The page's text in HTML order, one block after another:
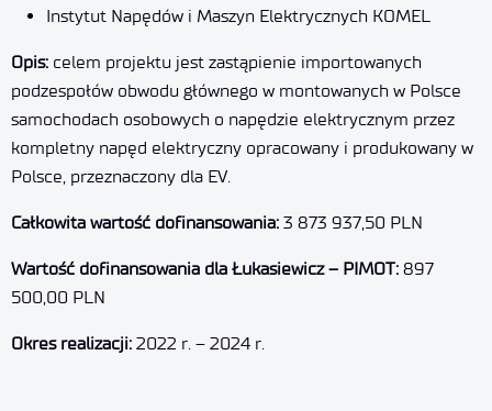
Instytut Napędów i Maszyn Elektrycznych KOMEL
Opis: celem projektu jest zastąpienie importowanych
podzespołów obwodu głównego w montowanych w Polsce
samochodach osobowych o napędzie elektrycznym przez
kompletny napęd elektryczny opracowany i produkowany w
Polsce, przeznaczony dla EV.
Całkowita wartość dofinansowania: 3 873 937,50 PLN
Wartość dofinansowania dla Łukasiewicz – PIMOT: 897
500,00 PLN
Okres realizacji: 2022 r. – 2024 r.